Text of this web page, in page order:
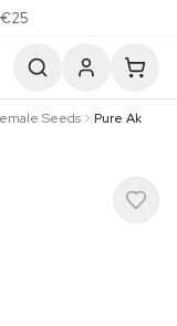
Seeds Pure Ak